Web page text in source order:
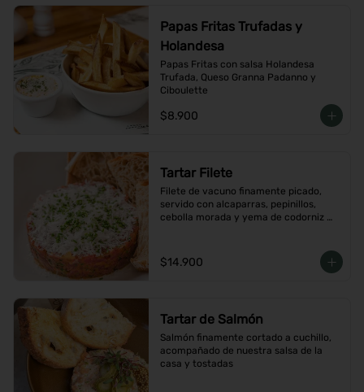
Papas Fritas Trufadas y
Holandesa
Papas Fritas con salsa Holandesa
Trufada, Queso Granna Padanno y
Ciboulette
$8.900
Tartar Filete
Filete de vacuno finamente picado,
servido con alcaparras, pepinillos,
cebolla morada y yema de codorniz
$14.900
Tartar de Salmón
Salmón finamente cortado a cuchillo,
acompañado de nuestra salsa de la
casa y tostadas